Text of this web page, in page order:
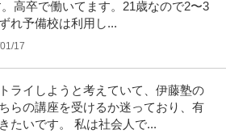
高卒で働いてます。21歳なので2〜3
れ予備校は利用し...
17
ライしようと考えていて、伊藤塾の
らの講座を受けるか迷っており、有
たいです。 私は社会人で...